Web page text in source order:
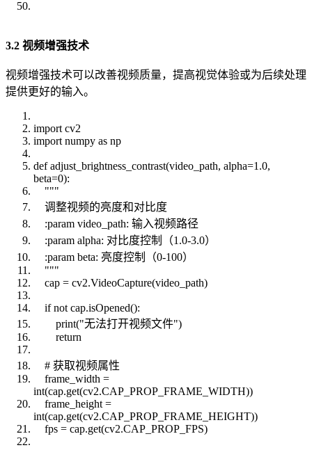
3.2 视频增强技术
视频增强技术可以改善视频质量，提高视觉体验或为后续处理
提供更好的输入。
import cv2
import numpy as np
def adjust_brightness_contrast(video_path, alpha=1.0,
beta=0):
"""
调整视频的亮度和对比度
:param video_path: 输入视频路径
:param alpha: 对比度控制（1.0-3.0）
:param beta: 亮度控制（0-100）
"""
cap = cv2.VideoCapture(video_path)
if not cap.isOpened():
print("无法打开视频文件")
return
# 获取视频属性
frame_width =
int(cap.get(cv2.CAP_PROP_FRAME_WIDTH))
frame_height =
int(cap.get(cv2.CAP_PROP_FRAME_HEIGHT))
fps = cap.get(cv2.CAP_PROP_FPS)